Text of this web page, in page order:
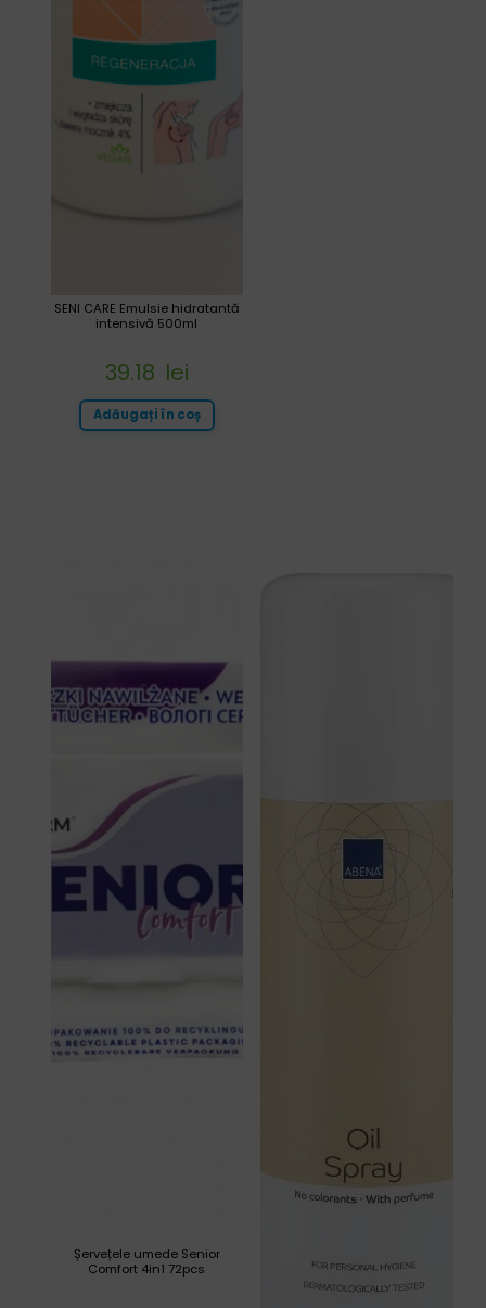
SENI CARE Emulsie hidratantă
intensivă 500ml
39.18 lei
Adăugați în coș
Șervețele umede Senior
Comfort 4in1 72pcs